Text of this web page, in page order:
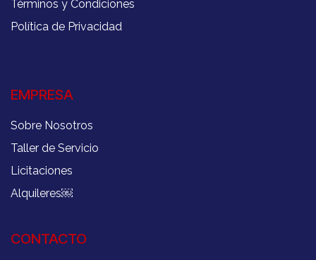
Términos y Condiciones
Política de Privacidad
EMPRESA
Sobre Nosotros
Taller de Servicio
Licitaciones
Alquileres￼
CONTACTO